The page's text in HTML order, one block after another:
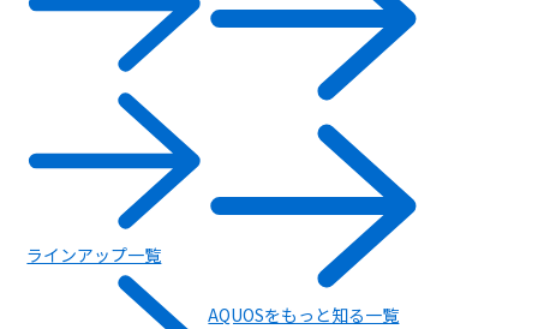
FAQ（よくある質問）
ラインアップ一覧
AQUOSをもっと知る一覧